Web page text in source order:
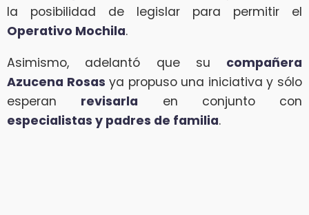
la posibilidad de legislar para permitir el
Operativo Mochila.
Asimismo, adelantó que su compañera
Azucena Rosas ya propuso una iniciativa y sólo
esperan revisarla en conjunto con
especialistas y padres de familia.